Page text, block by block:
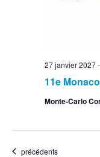
11e
27 janvier 2027-
Monte-Carlo
Événements
précédents